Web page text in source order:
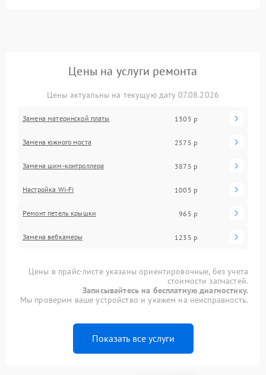
Цены на услуги ремонта
Цены актуальны на текущую дату 07.08.2026
Замена материнской платы 1305 р
Замена южного моста 2575 р
Замена шим-контроллера 3875 р
Настройка Wi-Fi 1005 р
Ремонт петель крышки 965 р
Замена вебкамеры 1235 р
Цены в прайс-листе указаны ориентировочные, без учета
стоимости запчастей.
Записывайтесь на бесплатную диагностику.
Мы проверим ваше устройство и укажем на неисправность.
Показать все услуги